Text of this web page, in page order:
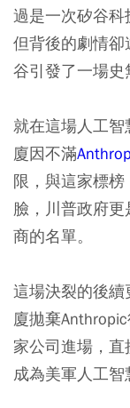
過是一次矽谷科
但背後的劇情
谷引發了一場史
就在這場人工
廈因不滿
限，與這家標
臉，川普政府
商的名單。
這場決裂的後
廈拋棄
家公司進場，直
成為美軍人工智